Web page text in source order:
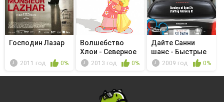
Господин Лазар
2011 год 0%
Волшебство
Хлои - Северное
сияние2013 год 0%
Дайте Санни
шанс - Быстрые
друзья
2009 год 0%